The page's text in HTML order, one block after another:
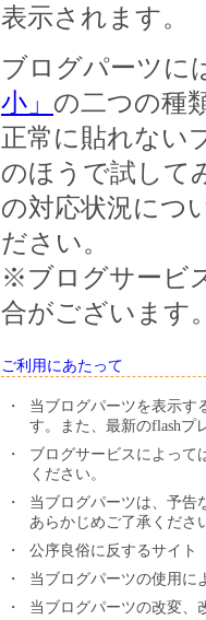
表示されます。
ブログパーツに
小」 の二つの種
正常に貼れない
のほうで試して
の対応状況につ
ださい。
※ブログサービ
合がございます
ご利用にあたって
・
当ブログパーツを表示す
す。また、最新のflashプ
・
ブログサービスによって
ください。
・
当ブログパーツは、予告
あらかじめご了承くださ
・
公序良俗に反するサイト
・
当ブログパーツの使用に
・
当ブログパーツの改変、